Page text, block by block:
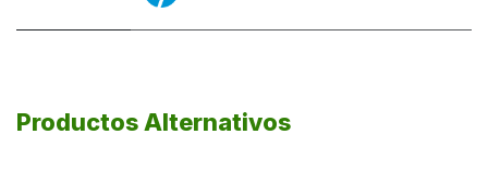
Productos Alternativos